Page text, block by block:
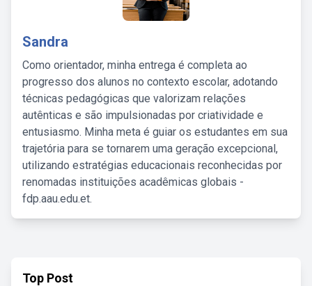
Sandra
Como orientador, minha entrega é completa ao
progresso dos alunos no contexto escolar, adotando
técnicas pedagógicas que valorizam relações
autênticas e são impulsionadas por criatividade e
entusiasmo. Minha meta é guiar os estudantes em sua
trajetória para se tornarem uma geração excepcional,
utilizando estratégias educacionais reconhecidas por
renomadas instituições acadêmicas globais -
fdp.aau.edu.et.
Top Post